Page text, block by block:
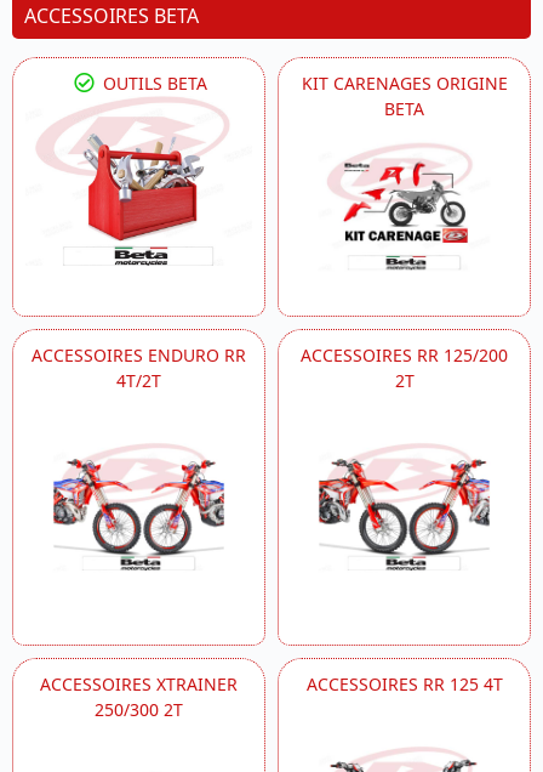
ACCESSOIRES BETA
OUTILS BETA
KIT CARENAGES ORIGINE
BETA
ACCESSOIRES ENDURO RR
4T/2T
ACCESSOIRES RR 125/200
2T
ACCESSOIRES XTRAINER
250/300 2T
ACCESSOIRES RR 125 4T